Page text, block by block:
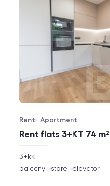
Rent flats 3+KT 74
Offer type
Rent
Property type
Apartment
rozměry
3+kk
funkce
balcony store elevator